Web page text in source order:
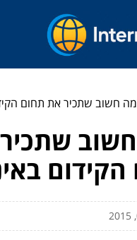
חשוב שתכיר את תחום
שתכיר